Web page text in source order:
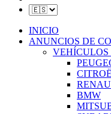
INICIO
ANUNCIOS DE
VEHÍCULOS
BMW